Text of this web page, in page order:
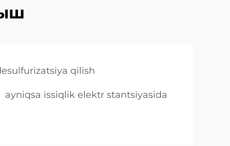
qilish
ayniqsa issiqlik elektr stantsiyasida